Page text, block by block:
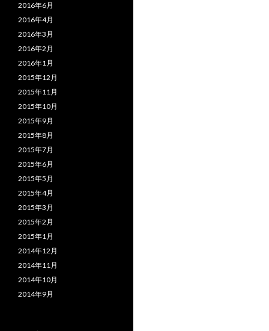
2016年6月
2016年4月
2016年3月
2016年2月
2016年1月
2015年12月
2015年11月
2015年10月
2015年9月
2015年8月
2015年7月
2015年6月
2015年5月
2015年4月
2015年3月
2015年2月
2015年1月
2014年12月
2014年11月
2014年10月
2014年9月